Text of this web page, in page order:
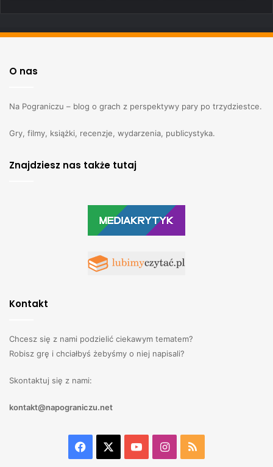
O nas
Na Pograniczu – blog o grach z perspektywy pary po trzydziestce.
Gry, filmy, książki, recenzje, wydarzenia, publicystyka.
Znajdziesz nas także tutaj
Kontakt
Chcesz się z nami podzielić ciekawym tematem?
Robisz grę i chciałbyś żebyśmy o niej napisali?
Skontaktuj się z nami:
kontakt@napograniczu.net
Facebook YouTubeInstagram